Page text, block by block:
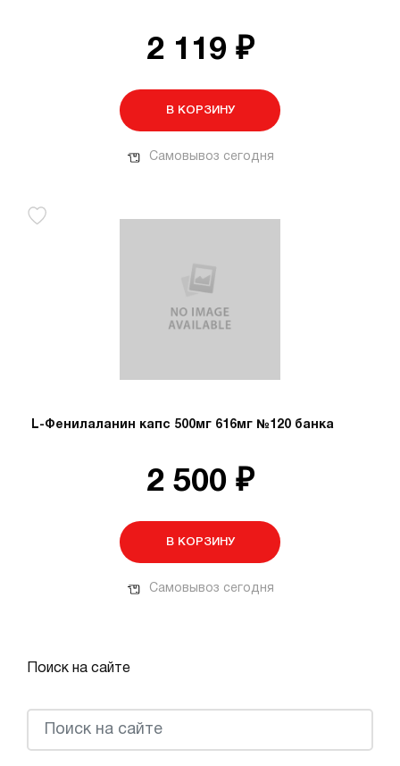
2 119 ₽
В КОРЗИНУ
Самовывоз сегодня
L-Фенилаланин капс 500мг 616мг №120 банка
2 500 ₽
В КОРЗИНУ
Самовывоз сегодня
Поиск на сайте